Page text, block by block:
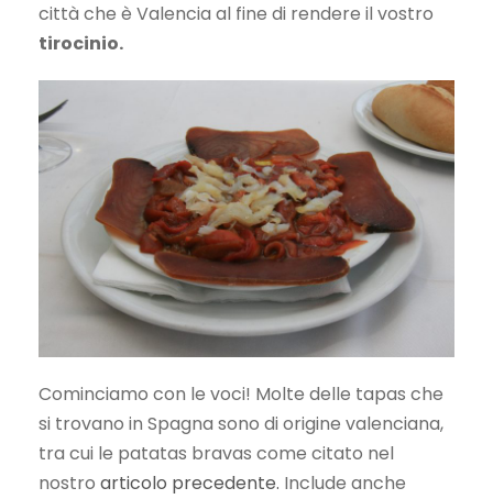
città che è Valencia al fine di rendere il vostro
tirocinio.
Cominciamo con le voci! Molte delle tapas che
si trovano in Spagna sono di origine valenciana,
tra cui le patatas bravas come citato nel
nostro articolo precedente. Include anche